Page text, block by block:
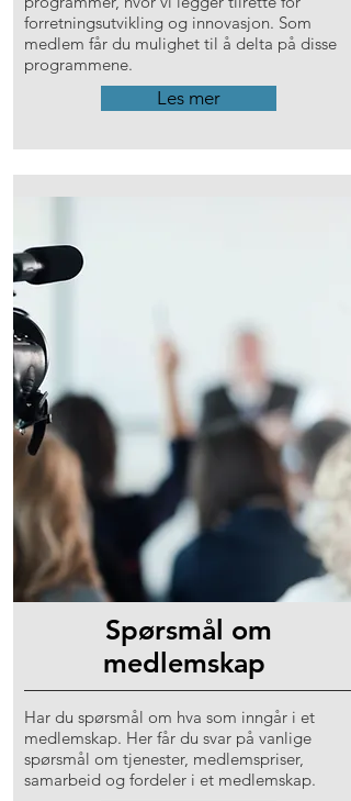
Les mer
forretningsutvikling og innovasjon. Som
medlem får du mulighet til å delta på disse
programmene.
Spørsmål om
medlemskap
Har du spørsmål om hva som inngår i et
medlemskap. Her får du svar på vanlige
spørsmål om tjenester, medlemspriser,
samarbeid og fordeler i et medlemskap.